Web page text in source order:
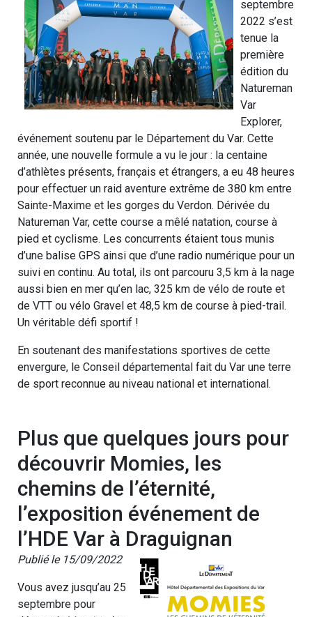
septembre
2022 s’est
tenue la
première
édition du
Natureman
Var
Explorer,
événement soutenu par le Département du Var. Cette
année, une nouvelle formule a vu le jour : la centaine
d’athlètes présents, français et étrangers, a eu 48 heures
pour effectuer un raid aventure extrême de 380 km entre
Sainte-Maxime et les gorges du Verdon. Dérivée du
Natureman Var, cette course a mêlé natation, course à
pied et cyclisme. Les concurrents étaient tous munis
d’une balise GPS ainsi que d’une radio numérique pour un
suivi en continu. Au total, ils ont parcouru 3,5 km à la nage
aussi bien en mer qu’en lac, 325 km de vélo de route et
de VTT ou vélo Gravel et 48,5 km de course à pied-trail.
Un véritable défi sportif !
En soutenant des manifestations sportives de cette
envergure, le Conseil départemental fait du Var une terre
de sport reconnue au niveau national et international.
Plus que quelques jours pour
découvrir Momies, les
chemins de l’éternité,
l’exposition événement de
l’HDE Var à Draguignan
Publié le 15/09/2022
Vous avez jusqu’au 25
septembre pour